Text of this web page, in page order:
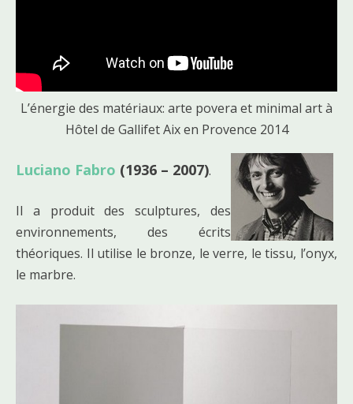
L’énergie des matériaux: arte povera et minimal art à
Hôtel de Gallifet Aix en Provence 2014
Luciano Fabro (1936 – 2007).
Il a produit des sculptures, des
environnements, des écrits
théoriques. Il utilise le bronze, le verre, le tissu, l’onyx,
le marbre.